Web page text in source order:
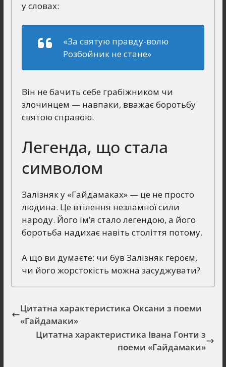
у словах:
«За святую правду-волю
Розбойник не стане»
Він не бачить себе грабіжником чи
злочинцем — навпаки, вважає боротьбу
святою справою.
Легенда, що стала
символом
Залізняк у «Гайдамаках» — це не просто
людина. Це втілення незламної сили
народу. Його ім’я стало легендою, а його
боротьба надихає навіть століття потому.
А що ви думаєте: чи був Залізняк героєм,
чи його жорстокість можна засуджувати?
Цитатна характеристика Оксани з поеми
«Гайдамаки»
Цитатна характеристика Івана Гонти з
поеми «Гайдамаки»